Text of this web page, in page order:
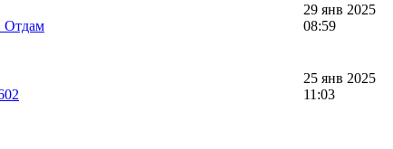
Отдам
29 янв 2025
08:59
25 янв 2025
11:03